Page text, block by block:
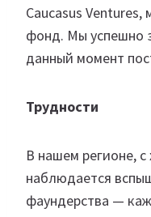
Caucasus
фонд. Мы успешно
данный момент
Трудности
В нашем регионе, с
наблюдается
фаундерства —